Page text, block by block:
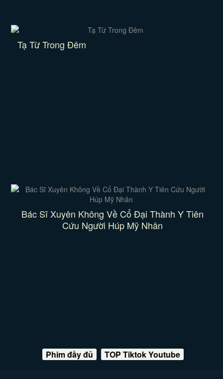
Tạ Từ Trong Đêm
Bác Sĩ Xuyên Không Về Cổ Đại Thành Y Tiên
Cứu Người Húp Mỹ Nhân
Phim đầy đủ TOP Tiktok Youtube